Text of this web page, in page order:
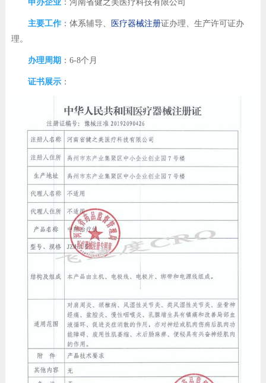
申办企业： 河南省健之美医疗科技有限公司
主要工作：体系辅导、 医疗器械注册证办理、生产许可证办
理。
办理周期 ：6-8个月
证书展示：